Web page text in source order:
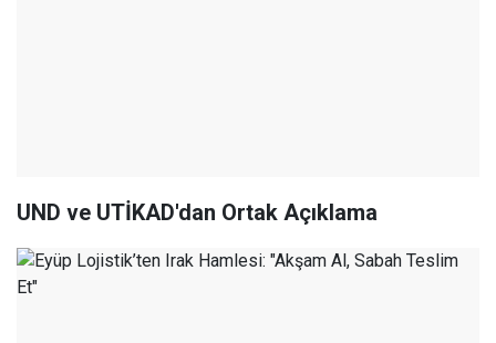
UND ve UTİKAD'dan Ortak Açıklama